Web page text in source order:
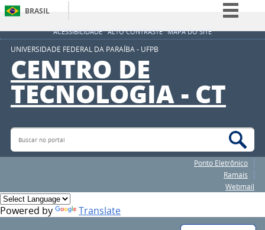
ACESSIBILIDADE ALTO CONTRASTE MAPA DO SITE
BRASIL
Simplifique!
Acesso à informação
Legislação
UNIVERSIDADE FEDERAL DA PARAÍBA - UFPB
CENTRO DE
TECNOLOGIA - CT
Buscar no portal
Ponto Eletrônico
Ramais
Webmail
Powered by Translate